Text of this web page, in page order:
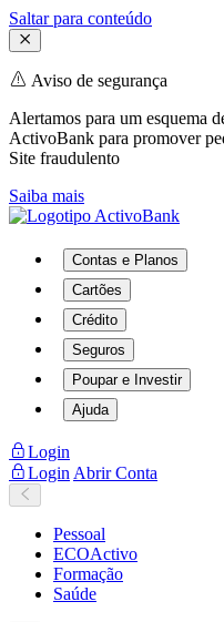
Saltar para conteúdo
Aviso de segurança
Alertamos para um esquema
ActivoBank para promover
Site fraudulento
Saiba mais
Contas e Planos
Cartões
Crédito
Seguros
Poupar e Investir
Ajuda
Login
Login Abrir Conta
Pessoal
ECOActivo
Formação
Saúde